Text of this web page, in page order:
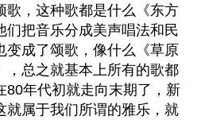
歌，这种歌都是什么《东方
们把音乐分成美声唱法和民
变成了颂歌，像什么《草原
，总之就基本上所有的歌都
80年代初就走向末期了，新
就属于我们所谓的雅乐，就